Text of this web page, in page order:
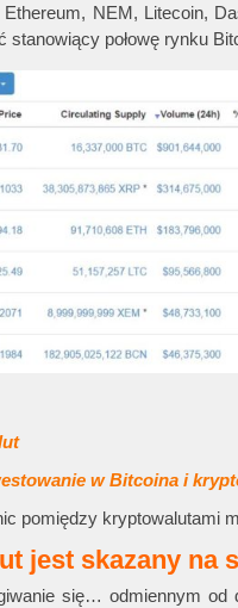
NEM, Litecoin,
stanowiący połowę rynku
w Bitcoina i
pomiędzy kryptowalutami
jest skazany na
się… odmiennym